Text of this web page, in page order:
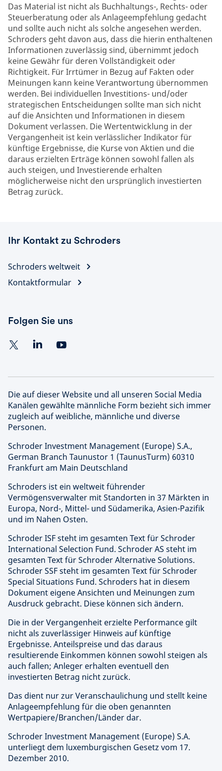
Das Material ist nicht als Buchhaltungs-, Rechts- oder
Steuerberatung oder als Anlageempfehlung gedacht
und sollte auch nicht als solche angesehen werden.
Schroders geht davon aus, dass die hierin enthaltenen
Informationen zuverlässig sind, übernimmt jedoch
keine Gewähr für deren Vollständigkeit oder
Richtigkeit. Für Irrtümer in Bezug auf Fakten oder
Meinungen kann keine Verantwortung übernommen
werden. Bei individuellen Investitions- und/oder
strategischen Entscheidungen sollte man sich nicht
auf die Ansichten und Informationen in diesem
Dokument verlassen. Die Wertentwicklung in der
Vergangenheit ist kein verlässlicher Indikator für
künftige Ergebnisse, die Kurse von Aktien und die
daraus erzielten Erträge können sowohl fallen als
auch steigen, und Investierende erhalten
möglicherweise nicht den ursprünglich investierten
Betrag zurück.
Ihr Kontakt zu Schroders
Schroders weltweit
Kontaktformular
Folgen Sie uns
Die auf dieser Website und all unseren Social Media
Kanälen gewählte männliche Form bezieht sich immer
zugleich auf weibliche, männliche und diverse
Personen.
Schroder Investment Management (Europe) S.A.,
German Branch Taunustor 1 (TaunusTurm) 60310
Frankfurt am Main Deutschland
Schroders ist ein weltweit führender
Vermögensverwalter mit Standorten in 37 Märkten in
Europa, Nord-, Mittel- und Südamerika, Asien-Pazifik
und im Nahen Osten.
Schroder ISF steht im gesamten Text für Schroder
International Selection Fund. Schroder AS steht im
gesamten Text für Schroder Alternative Solutions.
Schroder SSF steht im gesamten Text für Schroder
Special Situations Fund. Schroders hat in diesem
Dokument eigene Ansichten und Meinungen zum
Ausdruck gebracht. Diese können sich ändern.
Die in der Vergangenheit erzielte Performance gilt
nicht als zuverlässiger Hinweis auf künftige
Ergebnisse. Anteilspreise und das daraus
resultierende Einkommen können sowohl steigen als
auch fallen; Anleger erhalten eventuell den
investierten Betrag nicht zurück.
Das dient nur zur Veranschaulichung und stellt keine
Anlageempfehlung für die oben genannten
Wertpapiere/Branchen/Länder dar.
Schroder Investment Management (Europe) S.A.
unterliegt dem luxemburgischen Gesetz vom 17.
Dezember 2010.